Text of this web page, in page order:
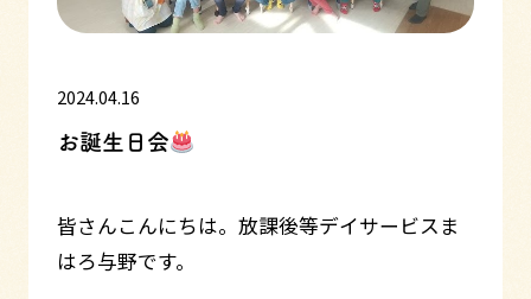
2024.04.16
お誕生日会
皆さんこんにちは。放課後等デイサービスま
はろ与野です。